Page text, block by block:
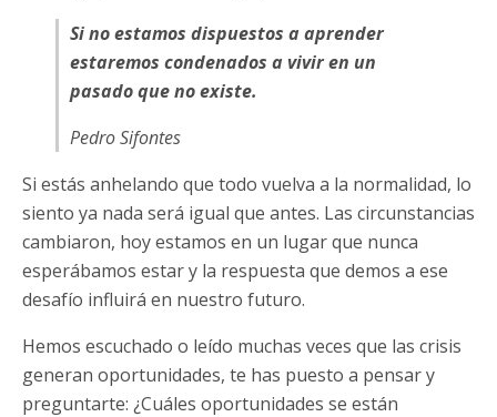
Si no estamos dispuestos a aprender
estaremos condenados a vivir en un
pasado que no existe.
Pedro Sifontes
Si estás anhelando que todo vuelva a la normalidad, lo
siento ya nada será igual que antes. Las circunstancias
cambiaron, hoy estamos en un lugar que nunca
esperábamos estar y la respuesta que demos a ese
desafío influirá en nuestro futuro.
Hemos escuchado o leído muchas veces que las crisis
generan oportunidades, te has puesto a pensar y
preguntarte: ¿Cuáles oportunidades se están